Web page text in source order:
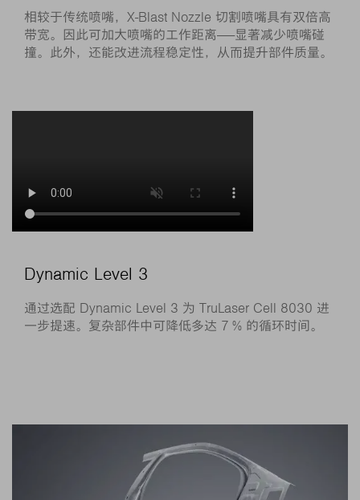
相较于传统喷嘴，X-Blast Nozzle 切割喷嘴具有双倍高
带宽。因此可加大喷嘴的工作距离——显著减少喷嘴碰
撞。此外，还能改进流程稳定性，从而提升部件质量。
Dynamic Level 3
通过选配 Dynamic Level 3 为 TruLaser Cell 8030 进
一步提速。复杂部件中可降低多达 7 % 的循环时间。